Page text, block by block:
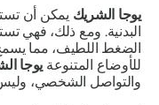
يوجا الشريكيمكن أن
البدنية. ومع ذلك، فهي
الضغط اللطيف، مما
للأوضاع المتنوعةيوجا
والتواصل الشخصي، وليس